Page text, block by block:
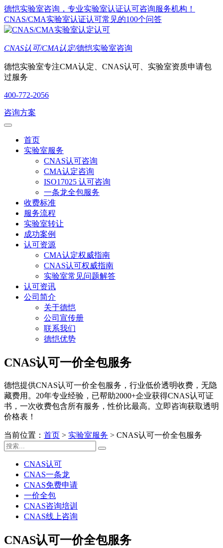
德恺实验室咨询，专业实验室认证认可咨询服务机构！
CNAS/CMA实验室认证认可常见的100个问答
CNAS认可/CMA认定/德恺实验室咨询
德恺实验室专注CMA认定、CNAS认可、实验室资质申请包
过服务
400-772-2056
咨询方案
首页
实验室服务
CNAS认可咨询
CMA认定咨询
ISO17025 认可咨询
一条龙全包服务
收费标准
服务流程
实验室转让
成功案例
认可资源
CMA认定权威指南
CNAS认可权威指南
实验室常见问题解答
认可资讯
公司简介
关于德恺
公司宣传册
联系我们
德恺优势
CNAS认可一价全包服务
德恺提供CNAS认可一价全包服务，行业低价透明收费，无隐
藏费用。20年专业经验，已帮助2000+企业获得CNAS认可证
书，一次收费包含所有服务，性价比最高。立即咨询获取透明
价格表！
当前位置： 首页 > 实验室服务 > CNAS认可一价全包服务
CNAS认可
CNAS一条龙
CNAS免费申请
一价全包
CNAS咨询培训
CNAS线上咨询
CNAS认可一价全包服务